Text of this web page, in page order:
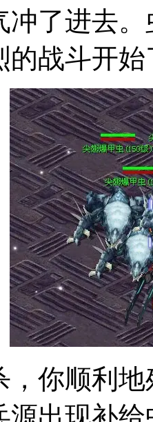
冲了进去
的战斗开始
顺利地